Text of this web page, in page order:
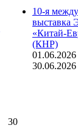
10-я
«Китай-
(КНР)
01.06.2026
30.06.2026
30